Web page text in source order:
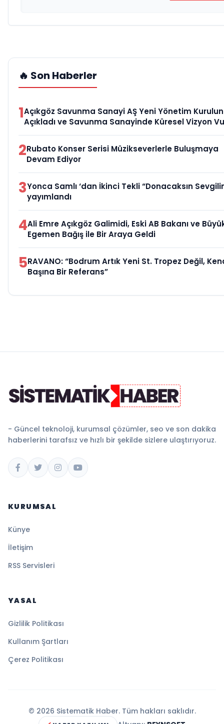
🔥 Son Haberler
1Açıkgöz Savunma Sanayi AŞ Yeni Yönetim
Açıkladı ve Savunma Sanayinde Küresel Vizyon
2Rubato Konser Serisi Müzikseverlerle Buluşmaya
Devam Ediyor
3Yonca Samlı ‘dan İkinci Tekli “Donacaksın
yayımlandı
4Ali Emre Açıkgöz Galimidi, Eski AB Bakanı ve
Egemen Bağış ile Bir Araya Geldi
5RAVANO: “Bodrum Artık Yeni St. Tropez Değil,
Başına Bir Referans”
- Güncel teknoloji, kurumsal çözümler, seo ve son dakika
haberlerini tarafsız ve hızlı bir şekilde sizlere ulaştırıyoruz.
KURUMSAL
Künye
İletişim
RSS Servisleri
YASAL
Gizlilik Politikası
Kullanım Şartları
Çerez Politikası
© 2026 Sistematik Haber. Tüm hakları saklıdır.